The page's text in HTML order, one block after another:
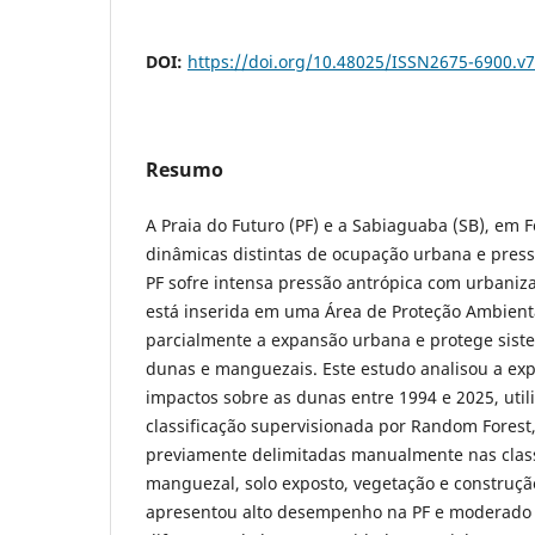
DOI: https://doi.org/10.48025/ISSN2675-
Resumo
A Praia do Futuro (PF) e a Sabiaguaba (SB), em
dinâmicas distintas de ocupação urbana e
PF sofre intensa pressão antrópica com
está inserida em uma Área de Proteção
parcialmente a expansão urbana e protege
dunas e manguezais. Este estudo analisou a
impactos sobre as dunas entre 1994 e 2025,
classificação supervisionada por Random
previamente delimitadas manualmente nas
manguezal, solo exposto, vegetação e
apresentou alto desempenho na PF e